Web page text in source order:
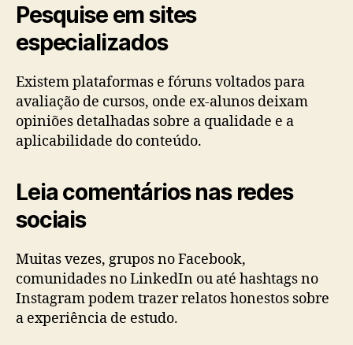
Pesquise em sites
especializados
Existem plataformas e fóruns voltados para
avaliação de cursos, onde ex-alunos deixam
opiniões detalhadas sobre a qualidade e a
aplicabilidade do conteúdo.
Leia comentários nas redes
sociais
Muitas vezes, grupos no Facebook,
comunidades no LinkedIn ou até hashtags no
Instagram podem trazer relatos honestos sobre
a experiência de estudo.